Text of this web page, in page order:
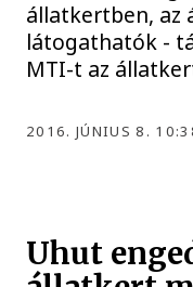
állatkertben, az
látogathatók -
MTI-t az
2016. JÚNIUS 8.
Uhut